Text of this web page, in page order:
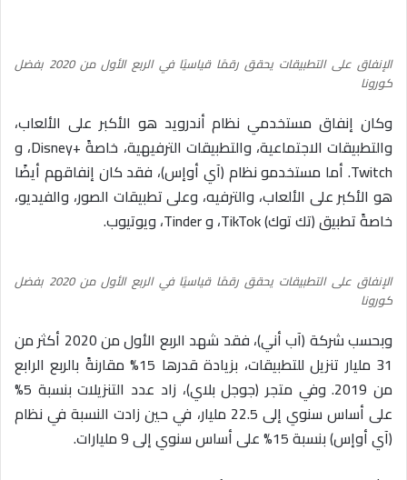
الإنفاق على التطبيقات يحقق رقمًا قياسيًا في الربع الأول من 2020 بفضل
كورونا
وكان إنفاق مستخدمي نظام أندرويد هو الأكبر على الألعاب،
والتطبيقات الاجتماعية، والتطبيقات الترفيهية، خاصةً +Disney، و
Twitch. أما مستخدمو نظام (آي أوإس)، فقد كان إنفاقهم أيضًا
هو الأكبر على الألعاب، والترفيه، وعلى تطبيقات الصور، والفيديو،
خاصةً تطبيق (تك توك) TikTok، و Tinder، ويوتيوب.
الإنفاق على التطبيقات يحقق رقمًا قياسيًا في الربع الأول من 2020 بفضل
كورونا
وبحسب شركة (آب أني)، فقد شهد الربع الأول من 2020 أكثر من
31 مليار تنزيل للتطبيقات، بزيادة قدرها 15% مقارنةً بالربع الرابع
من 2019. وفي متجر (جوجل بلاي)، زاد عدد التنزيلات بنسبة 5%
على أساس سنوي إلى 22.5 مليار، في حين زادت النسبة في نظام
(آي أوإس) بنسبة 15% على أساس سنوي إلى 9 مليارات.